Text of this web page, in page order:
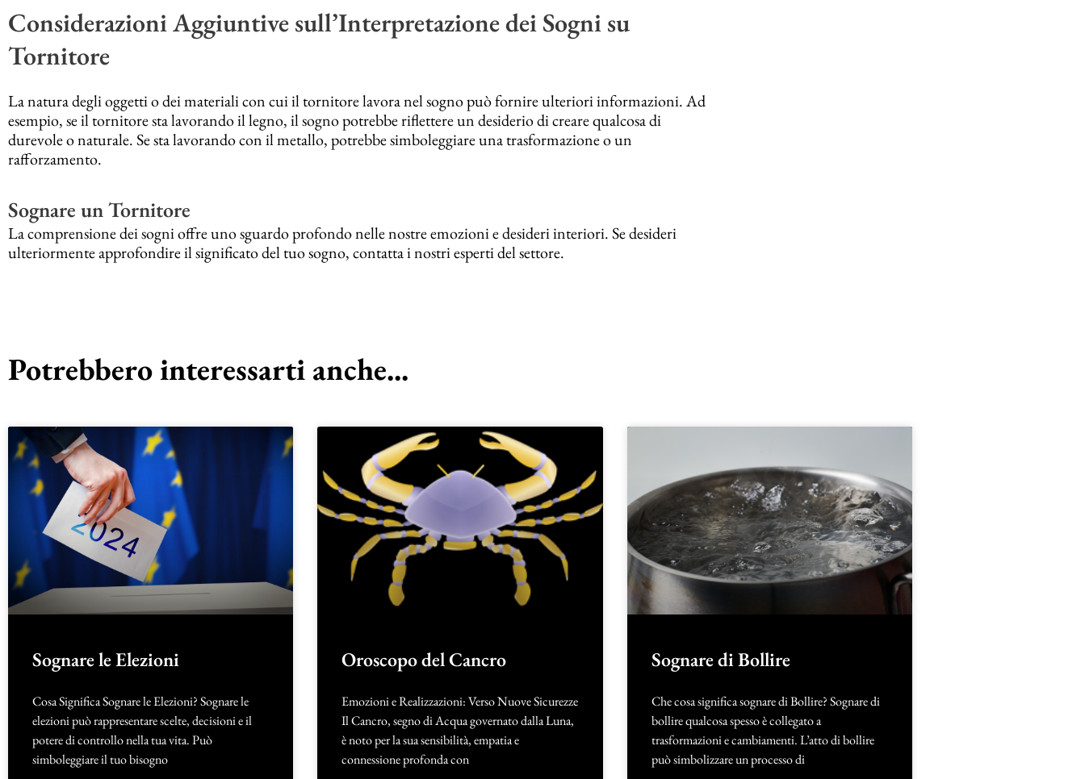
Considerazioni Aggiuntive sull’Interpretazione dei Sogni su
Tornitore
La natura degli oggetti o dei materiali con cui il tornitore lavora nel sogno può fornire ulteriori informazioni. Ad
esempio, se il tornitore sta lavorando il legno, il sogno potrebbe riflettere un desiderio di creare qualcosa di
durevole o naturale. Se sta lavorando con il metallo, potrebbe simboleggiare una trasformazione o un
rafforzamento.
Sognare un Tornitore
La comprensione dei sogni offre uno sguardo profondo nelle nostre emozioni e desideri interiori. Se desideri
ulteriormente approfondire il significato del tuo sogno, contatta i nostri esperti del settore.
Potrebbero interessarti anche...
Sognare le Elezioni
Cosa Significa Sognare le Elezioni? Sognare le
elezioni può rappresentare scelte, decisioni e il
potere di controllo nella tua vita. Può
simboleggiare il tuo bisogno
Oroscopo del Cancro
Emozioni e Realizzazioni: Verso Nuove Sicurezze
Il Cancro, segno di Acqua governato dalla Luna,
è noto per la sua sensibilità, empatia e
connessione profonda con
Sognare di Bollire
Che cosa significa sognare di Bollire? Sognare di
bollire qualcosa spesso è collegato a
trasformazioni e cambiamenti. L’atto di bollire
può simbolizzare un processo di